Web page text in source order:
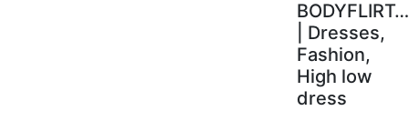
BODYFLIRT…
| Dresses,
Fashion,
High low
dress